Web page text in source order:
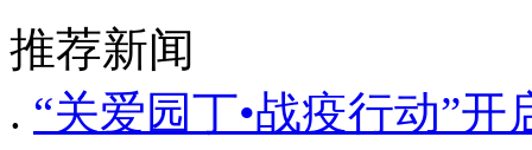
推荐新闻
. “关爱园丁•战疫行动”